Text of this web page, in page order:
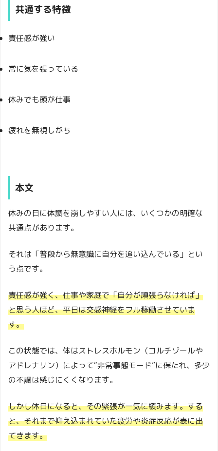
共通する特徴
責任感が強い
常に気を張っている
休みでも頭が仕事
疲れを無視しがち
本文
休みの日に体調を崩しやすい人には、いくつかの明確な
共通点があります。
それは「普段から無意識に自分を追い込んでいる」とい
う点です。
責任感が強く、仕事や家庭で「自分が頑張らなければ」
と思う人ほど、平日は交感神経をフル稼働させていま
す。
この状態では、体はストレスホルモン（コルチゾールや
アドレナリン）によって“非常事態モード”に保たれ、多少
の不調は感じにくくなります。
しかし休日になると、その緊張が一気に緩みます。する
と、それまで抑え込まれていた疲労や炎症反応が表に出
てきます。